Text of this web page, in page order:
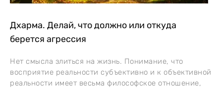
Дхарма. Делай, что должно или откуда
берется агрессия
Нет смысла злиться на жизнь. Понимание, что
восприятие реальности субъективно и к объективной
реальности имеет весьма философское отношение,